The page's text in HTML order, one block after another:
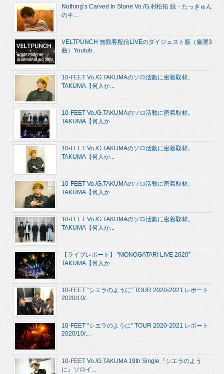
Nothing’s Carved In Stone Vo./G.村松拓 続・たっきゅん
のキ...
VELTPUNCH 無観客配信LIVEのダイジェスト版（厳選3
曲）Youtub...
10-FEET Vo./G.TAKUMAのソロ活動に密着取材。
TAKUMA【何人か...
10-FEET Vo./G.TAKUMAのソロ活動に密着取材。
TAKUMA【何人か...
10-FEET Vo./G.TAKUMAのソロ活動に密着取材。
TAKUMA【何人か...
10-FEET Vo./G.TAKUMAのソロ活動に密着取材。
TAKUMA【何人か...
10-FEET Vo./G.TAKUMAのソロ活動に密着取材。
TAKUMA【何人か...
【ライブレポート】 “MONOGATARI LIVE 2020”
TAKUMA【何人か...
10-FEET “シエラのように” TOUR 2020-2021 レポート
2020/10/...
10-FEET “シエラのように” TOUR 2020-2021 レポート
2020/10/...
10-FEET Vo./G.TAKUMA 19th Single『シエラのよう
に』ソロイ...